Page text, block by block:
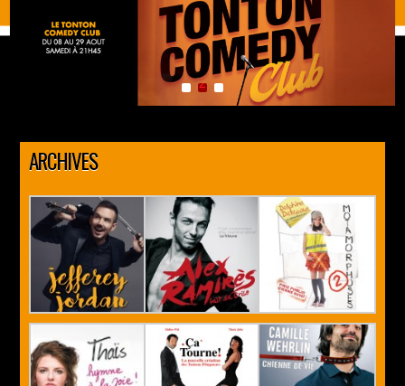
1 2 3
ARCHIVES